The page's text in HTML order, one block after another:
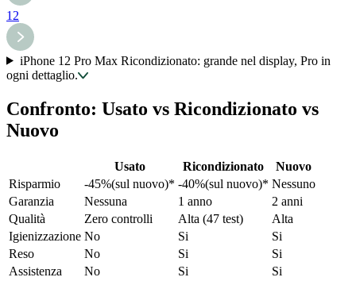
1 2
iPhone 12 Pro Max Ricondizionato: grande nel display, Pro in
ogni dettaglio.
Confronto: Usato vs Ricondizionato vs
Nuovo
Usato Ricondizionato
Nuovo
Risparmio
-45%(sul nuovo)* -40%(sul nuovo)* Nessuno
Garanzia
Nessuna 1 anno
2 anni
Qualità
Zero controlli Alta (47 test)
Alta
Igienizzazione No Si
Si
Reso
No Si
Si
Assistenza
No Si Si